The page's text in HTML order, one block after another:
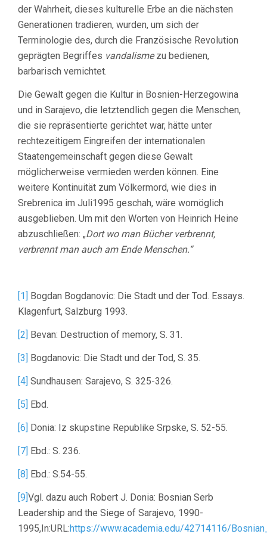
der Wahrheit, dieses kulturelle Erbe an die nächsten
Generationen tradieren, wurden, um sich der
Terminologie des, durch die Französische Revolution
geprägten Begriffes vandalismezu bedienen,
barbarisch vernichtet.
Die Gewalt gegen die Kultur in Bosnien-Herzegowina
und in Sarajevo, die letztendlich gegen die Menschen,
die sie repräsentierte gerichtet war, hätte unter
rechtezeitigem Eingreifen der internationalen
Staatengemeinschaft gegen diese Gewalt
möglicherweise vermieden werden können. Eine
weitere Kontinuität zum Völkermord, wie dies in
Srebrenica im Juli1995 geschah, wäre womöglich
ausgeblieben. Um mit den Worten von Heinrich Heine
abzuschließen: „Dort wo man Bücher verbrennt,
verbrennt man auch am Ende Menschen.“
[1] Bogdan Bogdanovic: Die Stadt und der Tod. Essays.
Klagenfurt, Salzburg 1993.
[2] Bevan: Destruction of memory, S. 31.
[3] Bogdanovic: Die Stadt und der Tod, S. 35.
[4] Sundhausen: Sarajevo, S. 325-326.
[5] Ebd.
[6] Donia: Iz skupstine Republike Srpske, S. 52-55.
[7] Ebd.: S. 236.
[8] Ebd.: S.54-55.
[9]Vgl. dazu auch Robert J. Donia: Bosnian Serb
Leadership and the Siege of Sarajevo, 1990-
1995,In:URL:https://www.academia.edu/42714116/